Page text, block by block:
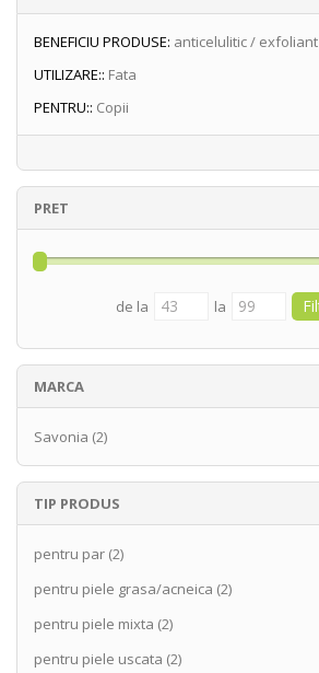
BENEFICIU PRODUSE: anticelulitic / exfoliant
UTILIZARE:: Fata
PENTRU:: Copii
PRET
de la la
MARCA
Savonia (2)
TIP PRODUS
pentru par (2)
pentru piele grasa/acneica (2)
pentru piele mixta (2)
pentru piele uscata (2)